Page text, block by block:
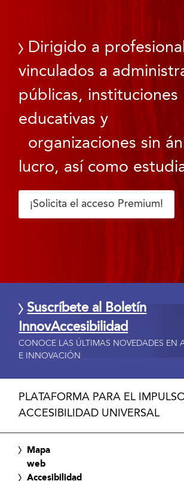
Dirigido a
vinculados a
públicas, instituciones
educativas y
organizaciones sin
lucro, así como
¡Solicita el acceso Premium!
Suscríbete al Boletín
InnovAccesibilidad
CONOCE LAS ÚLTIMAS NOVEDADES EN
E INNOVACIÓN
PLATAFORMA PARA EL
ACCESIBILIDAD UNIVERSAL
Mapa
web
Accesibilidad